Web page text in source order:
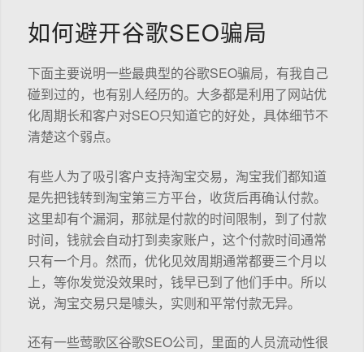
如何避开谷歌SEO骗局
下面主要说明一些最典型的谷歌SEO骗局，有我自己
碰到过的，也有别人经历的。大多都是利用了网站优
化周期长和客户对SEO只知道它的好处，具体细节不
清楚这个弱点。
有些人为了吸引客户支持淘宝交易，淘宝我们都知道
是先把钱转到淘宝第三方平台，收货后再确认付款。
这里却有个漏洞，那就是付款的时间限制，到了付款
时间，钱就会自动打到卖家账户，这个付款时间通常
只有一个月。然而，优化见效周期通常都要三个月以
上，等你发觉没效果时，钱早已到了他们手中。所以
说，淘宝交易只是噱头，实则和平常付款无异。
还有一些莺歌区谷歌SEO公司，里面的人员流动性很